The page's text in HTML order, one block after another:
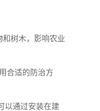
树木，影响农业
合适的防治方
以通过安装在建